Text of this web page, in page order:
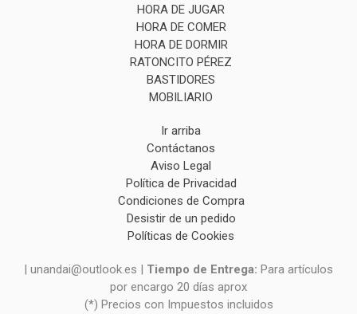
HORA DE JUGAR
HORA DE COMER
HORA DE DORMIR
RATONCITO PÉREZ
BASTIDORES
MOBILIARIO
Ir arriba
Contáctanos
Aviso Legal
Política de Privacidad
Condiciones de Compra
Desistir de un pedido
Políticas de Cookies
| unandai@outlook.es | Tiempo de Entrega: Para artículos
por encargo 20 días aprox
(*) Precios con Impuestos incluidos